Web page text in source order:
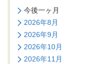
今後一ヶ月
2026年8月
2026年9月
2026年10月
2026年11月